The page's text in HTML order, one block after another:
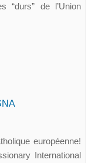
“durs” de l’Union
européenne!
International